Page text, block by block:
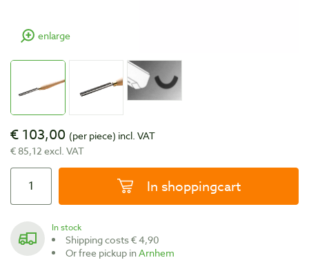
enlarge
€ 103,00 (per piece) incl. VAT
€ 85,12 excl. VAT
In shoppingcart
In stock
Shipping costs € 4,90
Or free pickup inArnhem